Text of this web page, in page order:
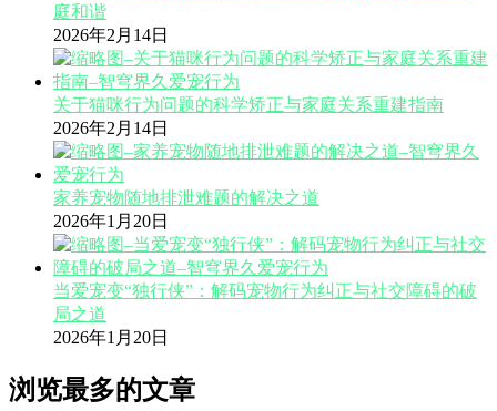
庭和谐
2026年2月14日
关于猫咪行为问题的科学矫正与家庭关系重建指南
2026年2月14日
家养宠物随地排泄难题的解决之道
2026年1月20日
当爱宠变“独行侠”：解码宠物行为纠正与社交障碍的破
局之道
2026年1月20日
浏览最多的文章